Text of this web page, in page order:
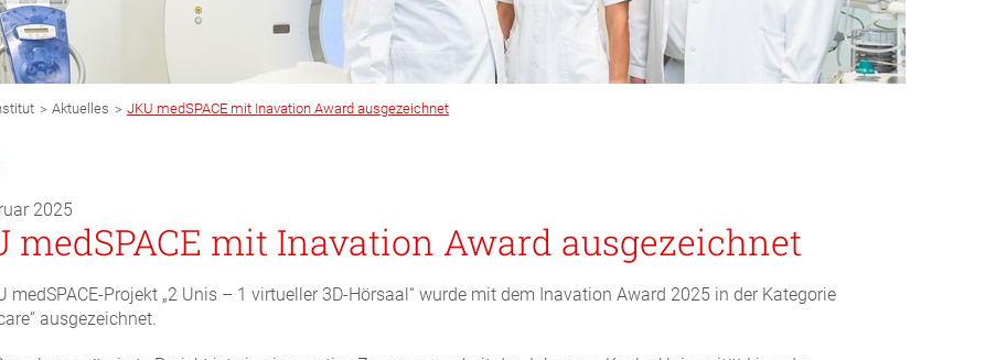
> Aktuelles > JKU medSPACE mit Inavation Award ausgezeichnet
2025
medSPACE mit Inavation Award ausgezeichnet
medSPACE-Projekt „2 Unis – 1 virtueller 3D-Hörsaal“ wurde mit dem Inavation Award 2025 in der Kategorie
ausgezeichnet.